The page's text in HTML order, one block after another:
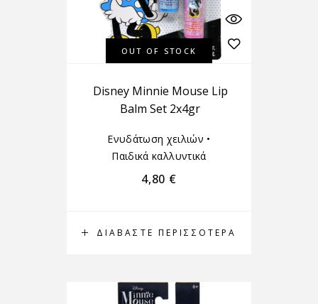
OUT OF STOCK
ΔΙΑΒΆΣΤΕ ΠΕΡΙΣΣΌΤΕΡΑ
Disney Minnie Mouse Lip
Balm Set 2x4gr
Ενυδάτωση χειλιών •
Παιδικά καλλυντικά
4,80 €